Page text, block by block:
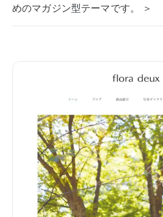
めのマガジン型テーマです。 ＞